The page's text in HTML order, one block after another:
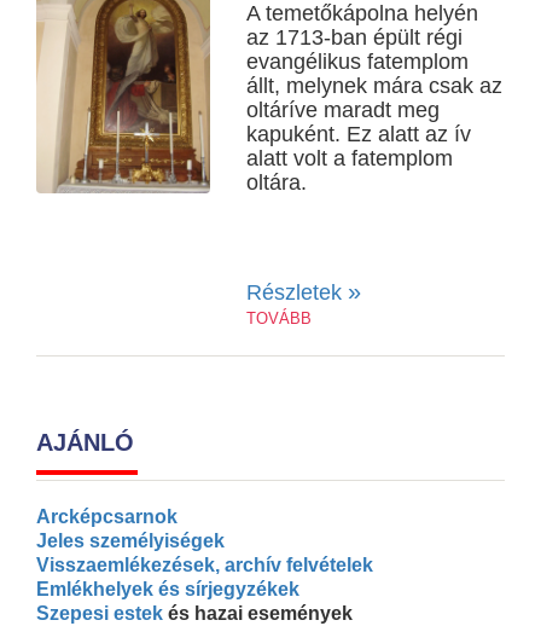
A temetőkápolna helyén
az 1713-ban épült régi
evangélikus fatemplom
állt, melynek mára csak az
oltáríve maradt meg
kapuként. Ez alatt az ív
alatt volt a fatemplom
oltára.
Részletek »
TOVÁBB
AJÁNLÓ
Arcképcsarnok
Jeles személyiségek
Visszaemlékezések, archív felvételek
Emlékhelyek és sírjegyzékek
Szepesi estek és hazai események